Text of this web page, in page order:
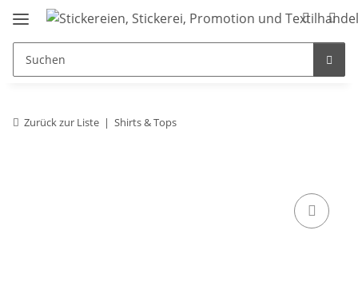
Zurück zur Liste Shirts & Tops